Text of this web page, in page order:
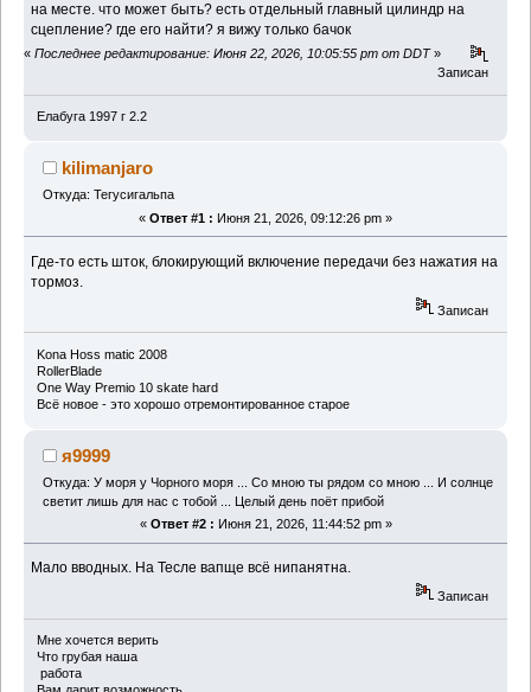
на месте. что может быть? есть отдельный главный цилиндр на
сцепление? где его найти? я вижу только бачок
« Последнее редактирование: Июня 22, 2026, 10:05:55 pm от DDT»
Записан
Елабуга 1997 г 2.2
kilimanjaro
Откуда: Тегусигальпа
« Ответ #1 : Июня 21, 2026, 09:12:26 pm »
Где-то есть шток, блокирующий включение передачи без нажатия на
тормоз.
Записан
Kona Hoss matic 2008
RollerBlade
One Way Premio 10 skate hard
Всё новое - это хорошо отремонтированное старое
я9999
Откуда: У моря у Чорного моря ... Со мною ты рядом со мною ... И солнце
светит лишь для нас с тобой ... Целый день поёт прибой
« Ответ #2 : Июня 21, 2026, 11:44:52 pm »
Мало вводных. На Тесле вапще всё нипанятна.
Записан
Мне хочется верить
Что грубая наша
работа